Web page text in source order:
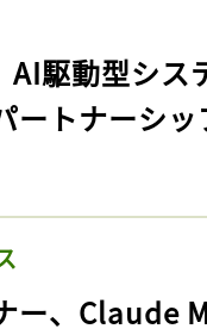
AI駆動型シ
ートナーシ
ー、Claude